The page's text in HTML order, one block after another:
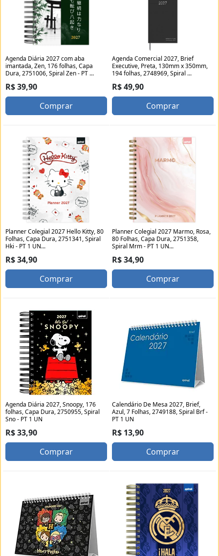
Agenda Diária 2027 com aba
imantada, Zen, 176 folhas, Capa
Dura, 2751006, Spiral Zen - PT ...
R$ 39,90
Comprar
Agenda Comercial 2027, Brief
Executive, Preta, 130mm x 350mm,
194 folhas, 2748969, Spiral ...
R$ 49,90
Comprar
Planner Colegial 2027 Hello Kitty, 80
Folhas, Capa Dura, 2751341, Spiral
Hki - PT 1 UN...
R$ 34,90
Comprar
Planner Colegial 2027 Marmo, Rosa,
80 Folhas, Capa Dura, 2751358,
Spiral Mrm - PT 1 UN...
R$ 34,90
Comprar
Agenda Diária 2027, Snoopy, 176
folhas, Capa Dura, 2750955, Spiral
Sno - PT 1 UN
R$ 33,90
Comprar
Calendário De Mesa 2027, Brief,
Azul, 7 Folhas, 2749188, Spiral Brf -
PT 1 UN
R$ 13,90
Comprar